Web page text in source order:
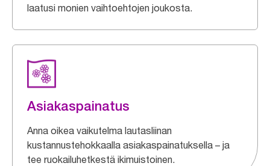
laatusi monien vaihtoehtojen joukosta.
Asiakaspainatus
Anna oikea vaikutelma lautasliinan
kustannustehokkaalla asiakaspainatuksella – ja
tee ruokailuhetkestä ikimuistoinen.